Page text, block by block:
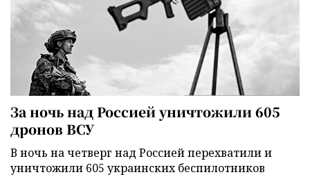
За ночь над Россией уничтожили 605
дронов ВСУ
В ночь на четверг над Россией перехватили и
уничтожили 605 украинских беспилотников